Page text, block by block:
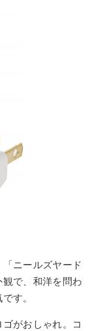
ニールズヤード
で、和洋を問わ
す。
がおしゃれ。コ